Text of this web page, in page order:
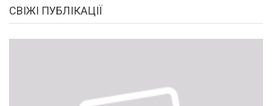
СВІЖІ ПУБЛІКАЦІЇ